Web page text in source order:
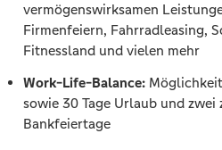
vermögenswirksamen
Firmenfeiern, Fahrradleasing,
Fitnessland und vielen mehr
Work-Life-Balance:Möglichkeit
sowie 30 Tage Urlaub und zwei
Bankfeiertage